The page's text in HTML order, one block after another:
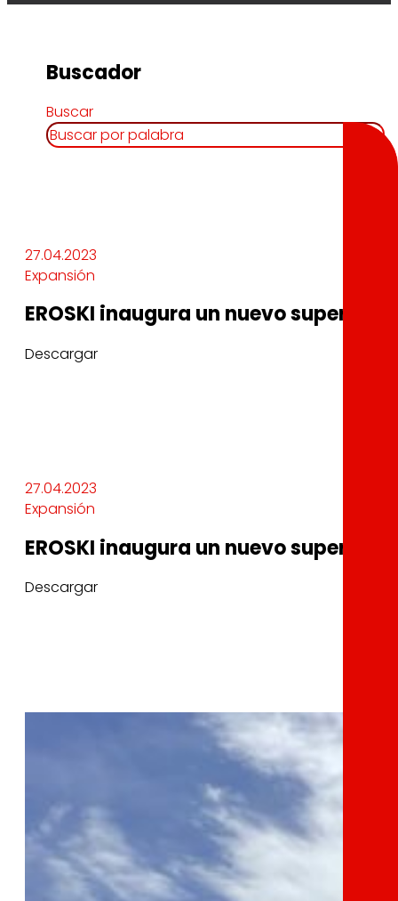
Buscador
Buscar
27.04.2023
Expansión
EROSKI inaugura un nuevo
Descargar
27.04.2023
Expansión
EROSKI inaugura un nuevo
Descargar